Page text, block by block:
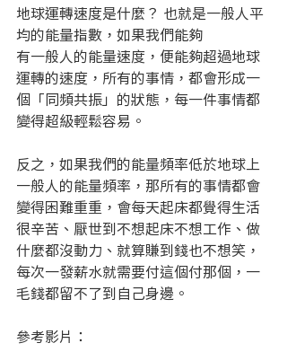
地球運轉速度是什麼？ 也就是一般人平
均的能量指數，如果我們能夠
有一般人的能量速度，便能夠超過地球
運轉的速度，所有的事情，都會形成一
個「同頻共振」的狀態，每一件事情都
變得超級輕鬆容易。
反之，如果我們的能量頻率低於地球上
一般人的能量頻率，那所有的事情都會
變得困難重重，會每天起床都覺得生活
很辛苦、厭世到不想起床不想工作、做
什麼都沒動力、就算賺到錢也不想笑，
每次一發薪水就需要付這個付那個，一
毛錢都留不了到自己身邊。
參考影片：